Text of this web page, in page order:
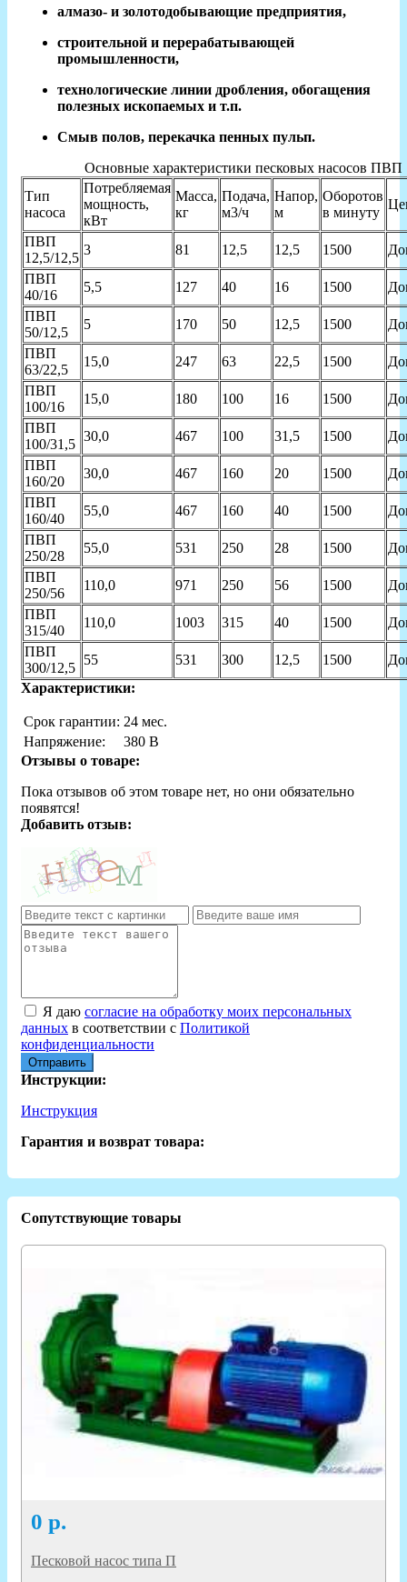
алмазо- и золотодобывающие предприятия,
строительной и перерабатывающей
промышленности,
технологические линии дробления, обогащения
полезных ископаемых и т.п.
Смыв полов, перекачка пенных пульп.
Основные характеристики песковых насосов ПВП
Тип
насоса
Потребляемая
мощность,
кВт
Масса,
кг
Подача,
м3/ч
Напор,
м
Оборотов
в минуту
ПВП
12,5/12,5
3 81 12,5 12,5 1500
ПВП
40/16
5,5 127 40 16 1500
ПВП
50/12,5
5 170 50 12,5 1500
ПВП
63/22,5
15,0 247 63 22,5 1500
ПВП
100/16
15,0 180 100 16 1500
ПВП
100/31,5
30,0 467 100 31,5 1500
ПВП
160/20
30,0 467 160 20 1500
ПВП
160/40
55,0 467 160 40 1500
ПВП
250/28
55,0 531 250 28 1500
ПВП
250/56
110,0 971 250 56 1500
ПВП
315/40
110,0 1003 315 40 1500
ПВП
300/12,5
55 531 300 12,5 1500
Характеристики:
Срок гарантии: 24 мес.
Напряжение:
380 В
Отзывы о товаре:
Пока отзывов об этом товаре нет, но они обязательно
появятся!
Добавить отзыв:
Я даю согласие на обработку моих персональных
данных в соответствии с Политикой
конфиденциальности
Отправить
Инструкции:
Инструкция
Гарантия и возврат товара:
Сопутствующие товары
0 р.
Песковой насос типа П